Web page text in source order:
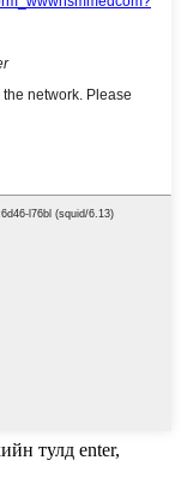
тулд enter,